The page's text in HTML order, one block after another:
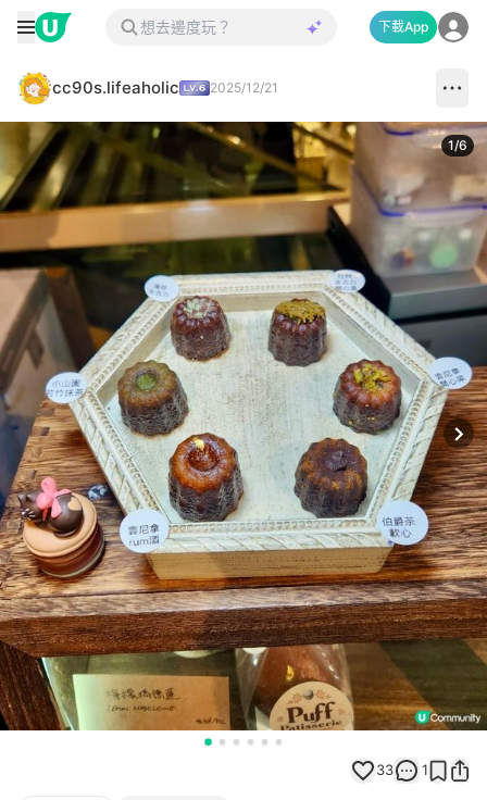
下載App
cc90s.lifeaholic 2025/12/21
1/6
33 1